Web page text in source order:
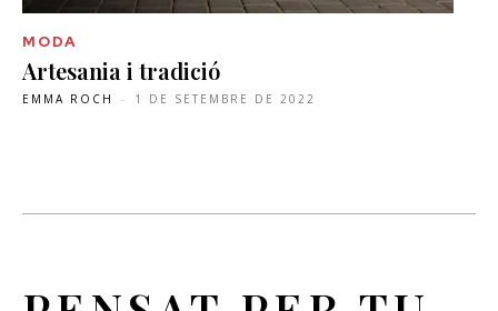
MODA
Artesania i tradició
EMMA ROCH - 1 DE SETEMBRE DE 2022